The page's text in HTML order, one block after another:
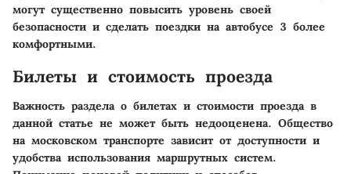
могут существенно повысить уровень своей
безопасности и сделать поездки на автобусе 3 более
комфортными.
Билеты и стоимость проезда
Важность раздела о билетах и стоимости проезда в
данной статье не может быть недооценена. Общество
на московском транспорте зависит от доступности и
удобства использования маршрутных систем.